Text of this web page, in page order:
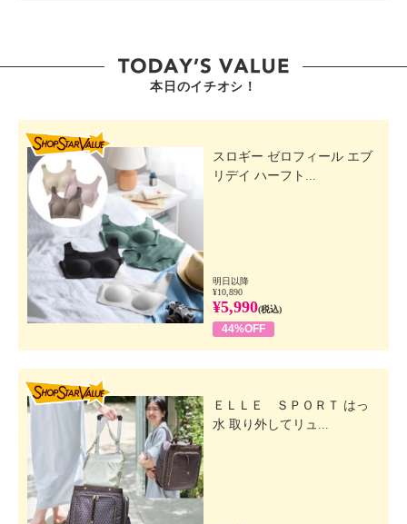
本日のイチオシ！
スロギー ゼロフィール エブ
リデイ ハーフト...
明日以降
¥10,890
¥5,990(税込)
44%OFF
ＥＬＬＥ ＳＰＯＲＴ はっ
水 取り外してリュ...